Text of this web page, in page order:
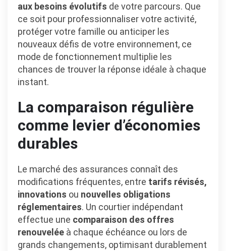
aux besoins évolutifs de votre parcours. Que
ce soit pour professionnaliser votre activité,
protéger votre famille ou anticiper les
nouveaux défis de votre environnement, ce
mode de fonctionnement multiplie les
chances de trouver la réponse idéale à chaque
instant.
La comparaison régulière
comme levier d’économies
durables
Le marché des assurances connaît des
modifications fréquentes, entre tarifs révisés,
innovations ou nouvelles obligations
réglementaires. Un courtier indépendant
effectue une comparaison des offres
renouvelée à chaque échéance ou lors de
grands changements, optimisant durablement